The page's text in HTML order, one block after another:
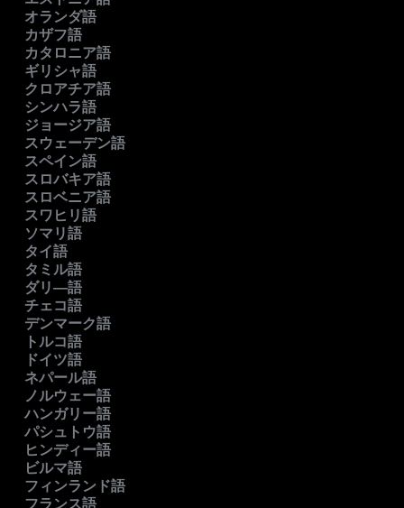
オランダ語
カザフ語
カタロニア語
ギリシャ語
クロアチア語
シンハラ語
ジョージア語
スウェーデン語
スペイン語
スロバキア語
スロベニア語
スワヒリ語
ソマリ語
タイ語
タミル語
ダリ―語
チェコ語
デンマーク語
トルコ語
ドイツ語
ネパール語
ノルウェー語
ハンガリー語
パシュトウ語
ヒンディー語
ビルマ語
フィンランド語
フランス語